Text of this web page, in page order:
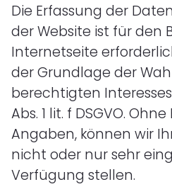
Die Erfassung der
der Website ist für den
Internetseite
der Grundlage der
berechtigten
Abs. 1 lit. f DSGVO.
Angaben, können wir
nicht oder nur sehr
Verfügung stellen.